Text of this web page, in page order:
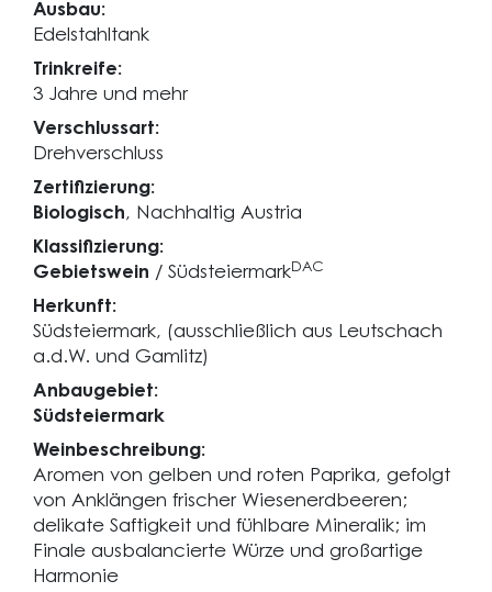
Ausbau:
Edelstahltank
Trinkreife:
3 Jahre und mehr
Verschlussart:
Drehverschluss
Zertifizierung:
Biologisch, Nachhaltig Austria
Klassifizierung:
Gebietswein / SüdsteiermarkDAC
Herkunft:
Südsteiermark, (ausschließlich aus Leutschach
a.d.W. und Gamlitz)
Anbaugebiet:
Südsteiermark
Weinbeschreibung:
Aromen von gelben und roten Paprika, gefolgt
von Anklängen frischer Wiesenerdbeeren;
delikate Saftigkeit und fühlbare Mineralik; im
Finale ausbalancierte Würze und großartige
Harmonie